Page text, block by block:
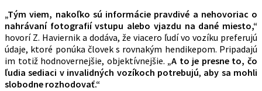
„Tým viem, nakoľko sú informácie pravdivé a nehovoriac o
nahrávaní fotografií vstupu alebo vjazdu na dané miesto,“
hovorí Z. Haviernik a dodáva, že viacero ľudí vo vozíku preferujú
údaje, ktoré ponúka človek s rovnakým hendikepom. Pripadajú
im totiž hodnovernejšie, objektívnejšie.„A to je presne to, čo
ľudia sediaci v invalidných vozíkoch potrebujú, aby sa mohli
slobodne rozhodovať.“